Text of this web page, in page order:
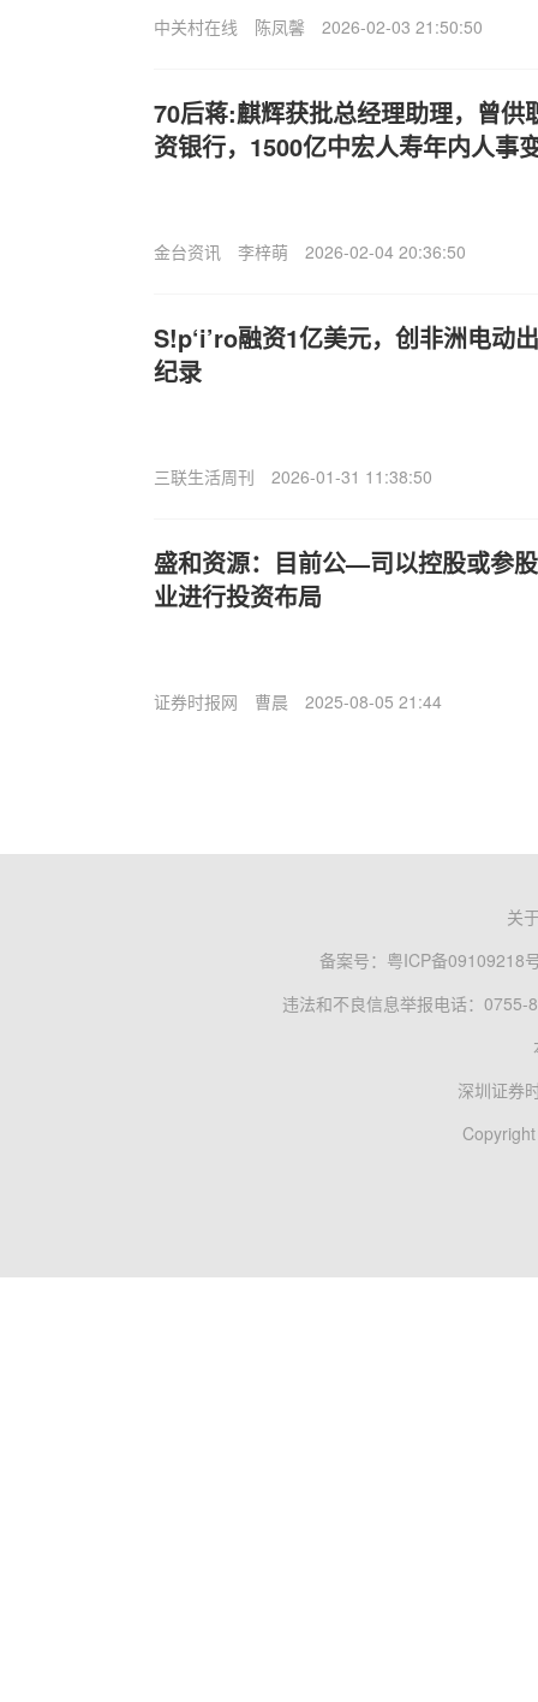
中关村在线 陈凤馨 2026-02-03 21:50:50
70后蒋:麒辉获批总经理助理，曾供
资银行，1500亿中宏人寿年内人事
金台资讯 李梓萌 2026-02-04 20:36:50
S!p‘i’ro融资1亿美元，创非洲电动
纪录
三联生活周刊 2026-01-31 11:38:50
盛和资源：目前公—司以控股或参
业进行投资布局
证券时报网 曹晨 2025-08-05 21:44
关
备案号： 粤ICP备09109218
违法和不良信息举报电话：0755-
深圳证券